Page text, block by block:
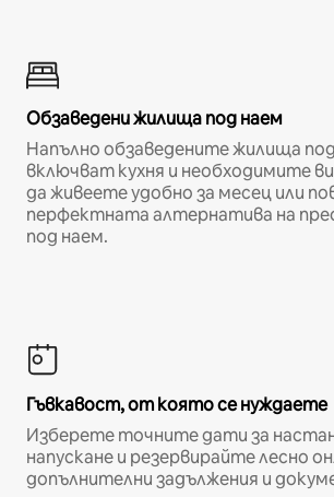
Обзаведени жилища под наем
Напълно обзаведените жилища
включват кухня и необходимите
да живеете удобно за месец или
перфектната алтернатива на
под наем.
Гъвкавост, от която се нуждаете
Изберете точните дати за
напускане и резервирайте лесно
допълнителни задължения и